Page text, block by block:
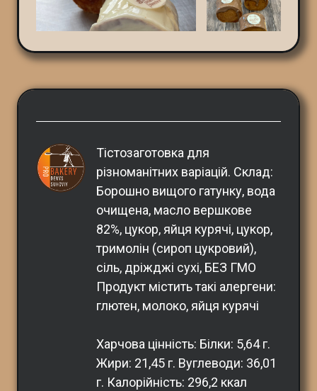
Тістозаготовка для
різноманітних варіацій. Склад:
Борошно вищого гатунку, вода
очищена, масло вершкове
82%, цукор, яйця курячі, цукор,
тримолін (сироп цукровий),
сіль, дріжджі сухі, БЕЗ ГМО
Продукт містить такі алергени:
глютен, молоко, яйця курячі
Харчова цінність: Білки: 5,64 г.
Жири: 21,45 г. Вуглеводи: 36,01
г. Калорійність: 296,2 ккал